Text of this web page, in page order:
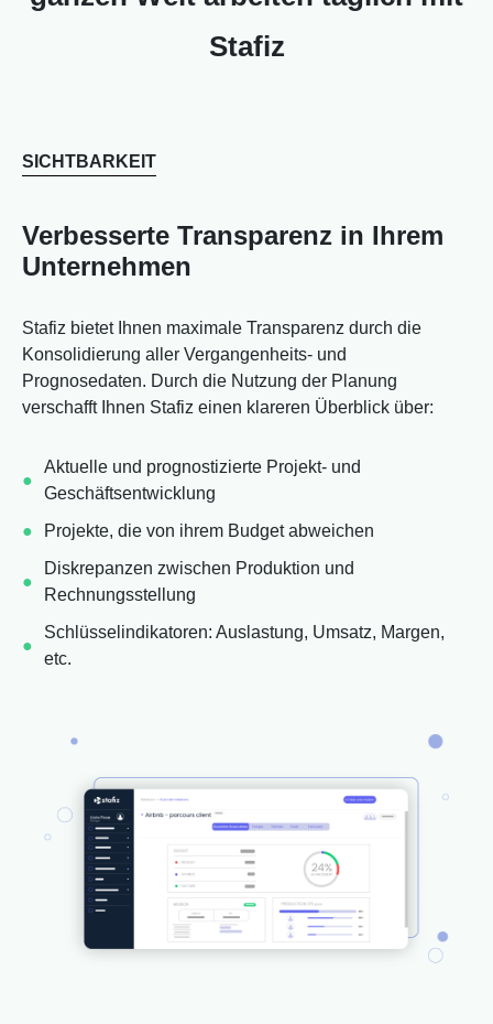
Stafiz
SICHTBARKEIT
Verbesserte Transparenz in Ihrem
Unternehmen
Stafiz bietet Ihnen maximale Transparenz durch die
Konsolidierung aller Vergangenheits- und
Prognosedaten. Durch die Nutzung der Planung
verschafft Ihnen Stafiz einen klareren Überblick über:
Aktuelle und prognostizierte Projekt- und
Geschäftsentwicklung
Projekte, die von ihrem Budget abweichen
Diskrepanzen zwischen Produktion und
Rechnungsstellung
Schlüsselindikatoren: Auslastung, Umsatz, Margen,
etc.